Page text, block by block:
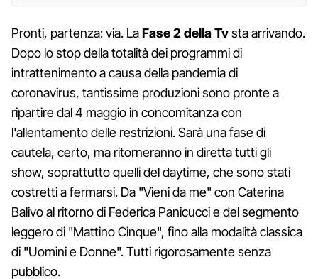
Pronti, partenza: via. LaFase 2 della Tvsta arrivando.
Dopo lo stop della totalità dei programmi di
intrattenimento a causa della pandemia di
coronavirus, tantissime produzioni sono pronte a
ripartire dal 4 maggio in concomitanza con
l'allentamento delle restrizioni. Sarà una fase di
cautela, certo, ma ritorneranno in diretta tutti gli
show, soprattutto quelli del daytime, che sono stati
costretti a fermarsi. Da "Vieni da me" con Caterina
Balivo al ritorno di Federica Panicucci e del segmento
leggero di "Mattino Cinque", fino alla modalità classica
di "Uomini e Donne". Tutti rigorosamente senza
pubblico.